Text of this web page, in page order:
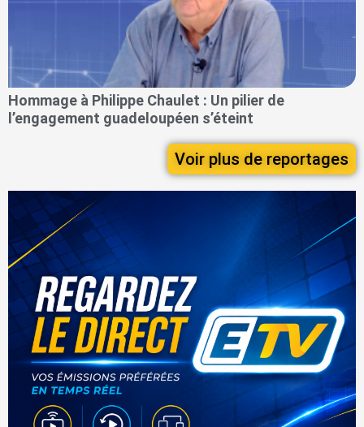
Hommage à Philippe Chaulet : Un pilier de
l’engagement guadeloupéen s’éteint
Voir plus de reportages